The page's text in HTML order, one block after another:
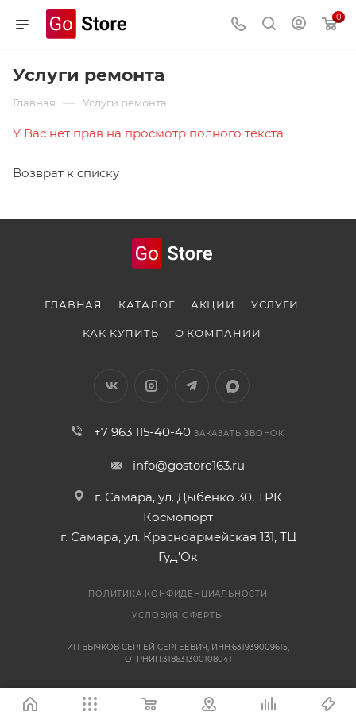
0
Услуги ремонта
Главная — Услуги ремонта
У Вас нет прав на просмотр полного текста
Возврат к списку
ГЛАВНАЯ КАТАЛОГ АКЦИИ УСЛУГИ
КАК КУПИТЬ О КОМПАНИИ
+7 963 115-40-40 ЗАКАЗАТЬ ЗВОНОК
info@gostore163.ru
г. Самара, ул. Дыбенко 30, ТРК
Космопорт
г. Самара, ул. Красноармейская 131, ТЦ
Гуд'Ок
ПОЛИТИКА КОНФИДЕНЦИАЛЬНОСТИ
УСЛОВИЯ ОФЕРТЫ
ИП БЫЧКОВ СЕРГЕЙ СЕРГЕЕВИЧ, ИНН:631939009615,
ОГРНИП:318631300108041